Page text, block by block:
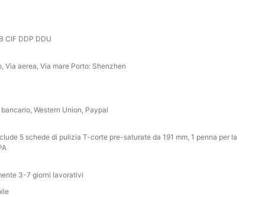
CIF DDP DDU
Via aerea, Via mare Porto: Shenzhen
Western Union, Paypal
5 schede di pulizia T-corte pre-saturate da 191 mm, 1 penna per la
3-7 giorni lavorativi